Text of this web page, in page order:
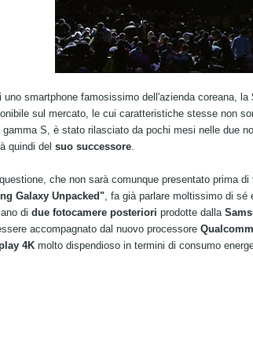
uno smartphone famosissimo dell'azienda coreana, la
sul mercato, le cui caratteristiche stesse non
gamma S, è stato rilasciato da pochi mesi nelle due
quindi del suo successore.
che non sarà comunque presentato prima di
Galaxy Unpacked", fa già parlare moltissimo di sé
di due fotocamere posteriori prodotte dalla
accompagnato dal nuovo processore
4K molto dispendioso in termini di consumo